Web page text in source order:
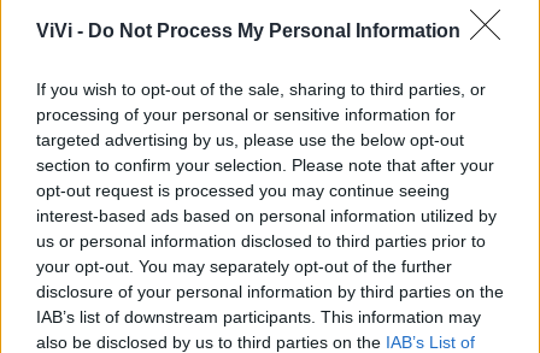
ViVi - Do Not Process My Personal Information
If you wish to opt-out of the sale, sharing to third parties, or
processing of your personal or sensitive information for
targeted advertising by us, please use the below opt-out
section to confirm your selection. Please note that after your
opt-out request is processed you may continue seeing
interest-based ads based on personal information utilized by
us or personal information disclosed to third parties prior to
your opt-out. You may separately opt-out of the further
disclosure of your personal information by third parties on the
IAB’s list of downstream participants. This information may
also be disclosed by us to third parties on the IAB’s List of
Mondo CIA